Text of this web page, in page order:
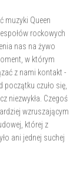
muzyki Queen
rockowych
nas na żywo
w którym
z nami kontakt -
początku czuło się,
niezwykła. Czegoś
wzruszającym
której z
ani jednej suchej